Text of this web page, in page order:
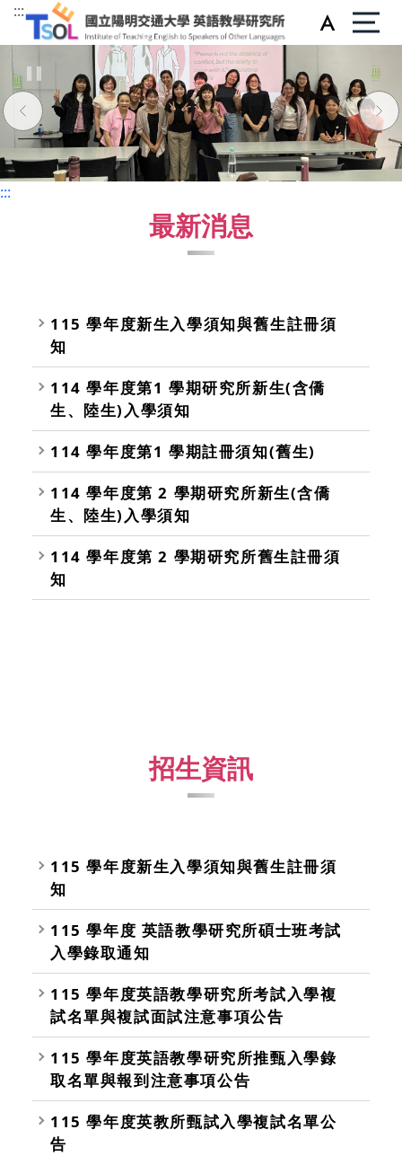
:::
:::
最新消息
115 學年度新生入學須知與舊生註冊須
知
114 學年度第1 學期研究所新生(含僑
生、陸生)入學須知
114 學年度第1 學期註冊須知(舊生)
114 學年度第 2 學期研究所新生(含僑
生、陸生)入學須知
114 學年度第 2 學期研究所舊生註冊須
知
招生資訊
115 學年度新生入學須知與舊生註冊須
知
115 學年度 英語教學研究所碩士班考試
入學錄取通知
115 學年度英語教學研究所考試入學複
試名單與複試面試注意事項公告
115 學年度英語教學研究所推甄入學錄
取名單與報到注意事項公告
115 學年度英教所甄試入學複試名單公
告